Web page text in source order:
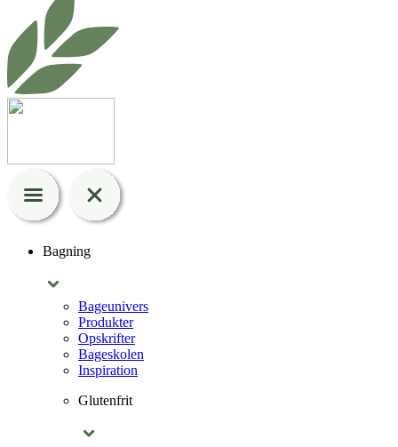
Bagning
Bageunivers
Produkter
Opskrifter
Bageskolen
Inspiration
Glutenfrit